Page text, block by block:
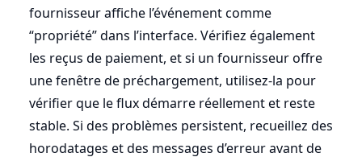
fournisseur affiche l’événement comme
“propriété” dans l’interface. Vérifiez également
les reçus de paiement, et si un fournisseur offre
une fenêtre de préchargement, utilisez-la pour
vérifier que le flux démarre réellement et reste
stable. Si des problèmes persistent, recueillez des
horodatages et des messages d’erreur avant de